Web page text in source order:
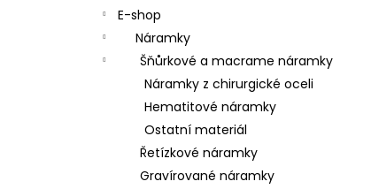
E-shop
Náramky
Šňůrkové a macrame náramky
Náramky z chirurgické oceli
Hematitové náramky
Ostatní materiál
Řetízkové náramky
Gravírované náramky